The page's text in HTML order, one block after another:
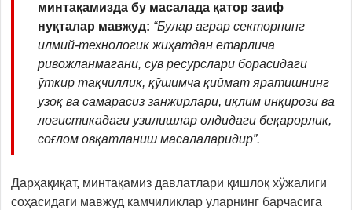
минтақамизда бу масалада қатор заиф
нуқталар мавжуд: “Булар аграр секторнинг
илмий-технологик жиҳатдан етарлича
ривожланмагани, сув ресурслари борасидаги
ўткир тақчиллик, қўшимча қиймат яратишнинг
узоқ ва самарасиз занжирлари, иқлим инқирози ва
логистикадаги узилишлар олдидаги беқарорлик,
соғлом овқатланиш масалаларидир”.
Дарҳақиқат, минтақамиз давлатлари қишлоқ хўжалиги
соҳасидаги мавжуд камчиликлар уларнинг барчасига